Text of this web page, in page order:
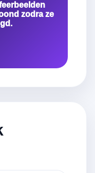
zodra ze